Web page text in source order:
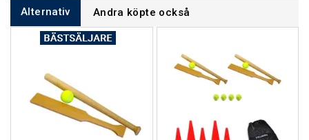
Alternativ Andra köpte också